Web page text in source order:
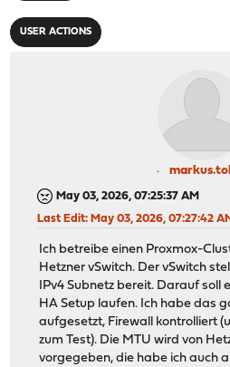
USER ACTIONS
May 03, 2026, 07:25:37 AM
Last Edit: May 03, 2026, 07:27:42
Ich betreibe einen Proxmox-
Hetzner vSwitch. Der vSwitch
IPv4 Subnetz bereit. Darauf soll
HA Setup laufen. Ich habe das
aufgesetzt, Firewall kontrolliert
zum Test). Die MTU wird von
vorgegeben, die habe ich auch